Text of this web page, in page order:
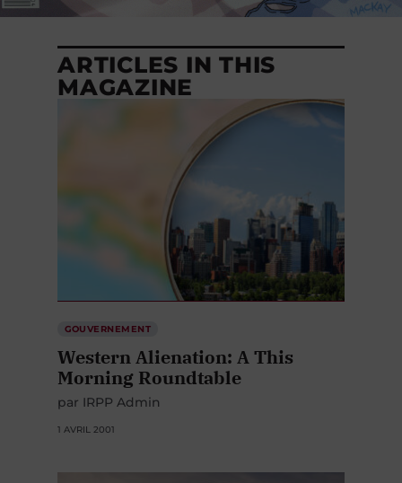
ARTICLES IN THIS
MAGAZINE
GOUVERNEMENT
Western Alienation: A This
Morning Roundtable
par IRPP Admin
1 AVRIL 2001